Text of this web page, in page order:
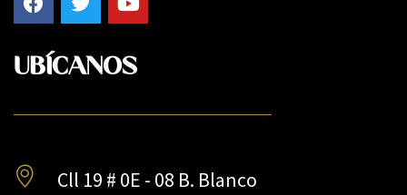
UBÍCANOS
Cll 19 # 0E - 08 B. Blanco